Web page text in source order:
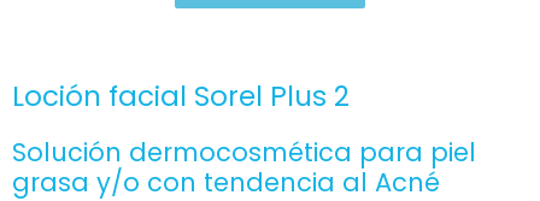
Loción facial Sorel Plus 2
Solución dermocosmética para piel
grasa y/o con tendencia al Acné